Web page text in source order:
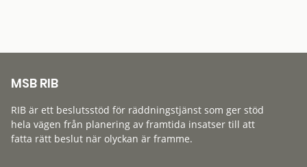
MSB RIB
RIB är ett beslutsstöd för räddningstjänst som ger stöd
hela vägen från planering av framtida insatser till att
fatta rätt beslut när olyckan är framme.